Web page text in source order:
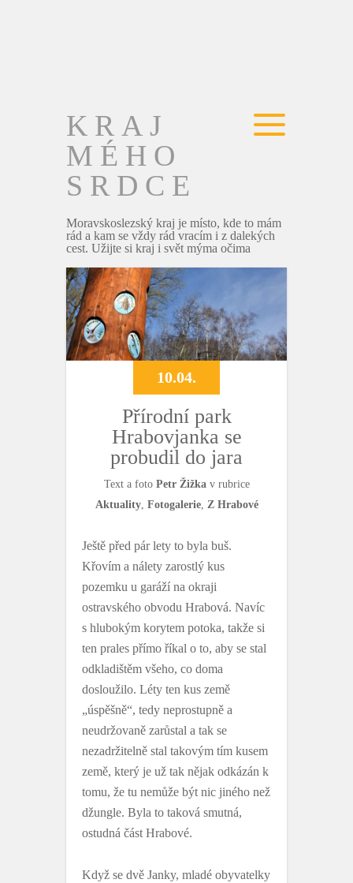
KRAJ
MÉHO
SRDCE
Moravskoslezský kraj je místo, kde to mám
rád a kam se vždy rád vracím i z dalekých
cest. Užijte si kraj i svět mýma očima
10.04.
Přírodní park
Hrabovjanka se
probudil do jara
Text a foto Petr Žižkav rubrice
Aktuality, Fotogalerie, Z Hrabové
Ještě před pár lety to byla buš.
Křovím a nálety zarostlý kus
pozemku u garáží na okraji
ostravského obvodu Hrabová. Navíc
s hlubokým korytem potoka, takže si
ten prales přímo říkal o to, aby se stal
odkladištěm všeho, co doma
dosloužilo. Léty ten kus země
„úspěšně“, tedy neprostupně a
neudržovaně zarůstal a tak se
nezadržitelně stal takovým tím kusem
země, který je už tak nějak odkázán k
tomu, že tu nemůže být nic jiného než
džungle. Byla to taková smutná,
ostudná část Hrabové.
Když se dvě Janky, mladé obyvatelky